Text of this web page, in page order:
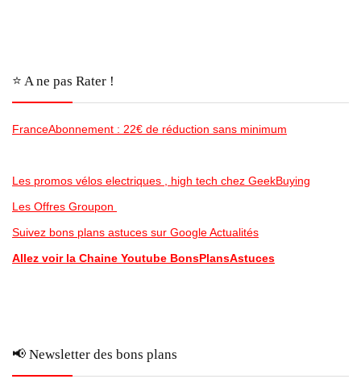
⭐️ A ne pas Rater !
FranceAbonnement : 22€ de réduction sans minimum
Les promos vélos electriques , high tech chez GeekBuying
Les Offres Groupon
Suivez bons plans astuces sur Google Actualités
Allez voir la Chaine Youtube BonsPlansAstuces
📢 Newsletter des bons plans